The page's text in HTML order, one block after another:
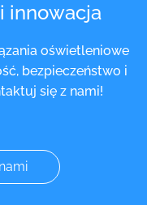
innowacja
bezpieczeństwo i
się z nami!